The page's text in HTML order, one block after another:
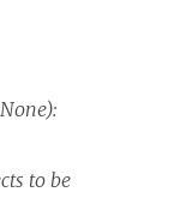
to be